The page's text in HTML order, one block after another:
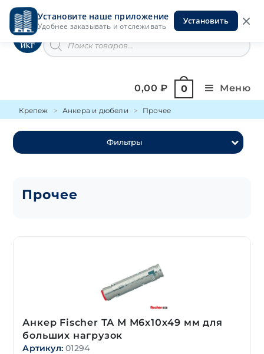
Установите наше приложение
Удобнее заказывать и отслеживать
Установить
Перейти
содержимомуИнструменты на Горской
товаров
0,00₽ 0 Меню
Крепеж Анкера и дюбели Прочее
Фильтры
Прочее
Анкер Fischer ТА М М6х10х49 мм для
больших нагрузок
Артикул: 01294